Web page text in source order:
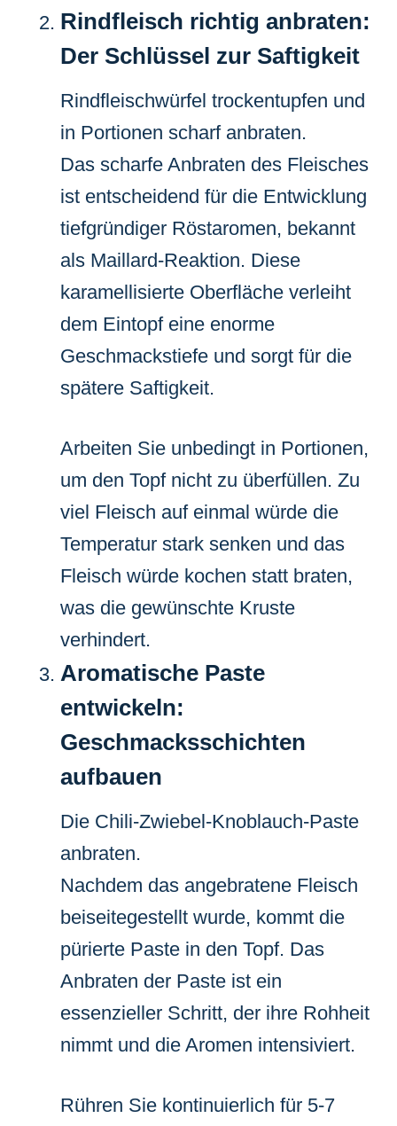
Rindfleisch richtig anbraten:
Der Schlüssel zur Saftigkeit
Rindfleischwürfel trockentupfen und
in Portionen scharf anbraten.
Das scharfe Anbraten des Fleisches
ist entscheidend für die Entwicklung
tiefgründiger Röstaromen, bekannt
als Maillard-Reaktion. Diese
karamellisierte Oberfläche verleiht
dem Eintopf eine enorme
Geschmackstiefe und sorgt für die
spätere Saftigkeit.
Arbeiten Sie unbedingt in Portionen,
um den Topf nicht zu überfüllen. Zu
viel Fleisch auf einmal würde die
Temperatur stark senken und das
Fleisch würde kochen statt braten,
was die gewünschte Kruste
verhindert.
Aromatische Paste
entwickeln:
Geschmacksschichten
aufbauen
Die Chili-Zwiebel-Knoblauch-Paste
anbraten.
Nachdem das angebratene Fleisch
beiseitegestellt wurde, kommt die
pürierte Paste in den Topf. Das
Anbraten der Paste ist ein
essenzieller Schritt, der ihre Rohheit
nimmt und die Aromen intensiviert.
Rühren Sie kontinuierlich für 5-7